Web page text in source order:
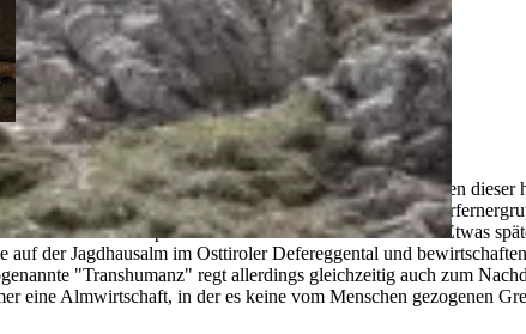
sich vielfach um anspruchsvolle, hochalpine Gipfel. Einen dieser
Nock", die zweithöchste Erhebung der
Tücken solche Gipfel selbst im Sommer haben können. Etwas
auf der Jagdhausalm im Osttiroler Defereggental und
"Transhumanz" regt allerdings gleichzeitig auch zum
eine Almwirtschaft, in der es keine vom Menschen gezogenen